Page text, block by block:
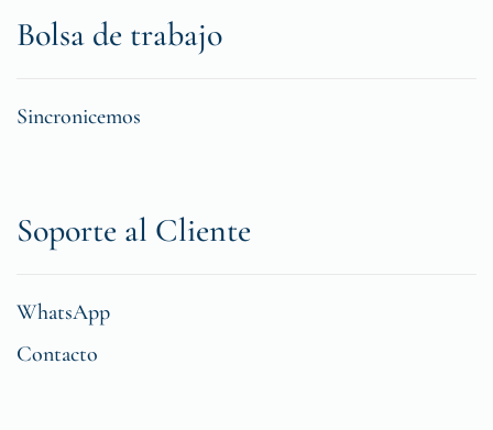
Bolsa de trabajo
Sincronicemos
Soporte al Cliente
WhatsApp
Contacto